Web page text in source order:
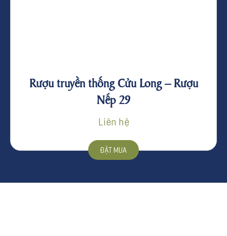
Rượu truyền thống Cửu Long – Rượu
Nếp 29
Liên hệ
ĐẶT MUA